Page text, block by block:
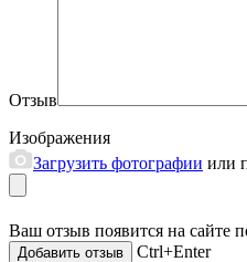
Отзыв
Изображения
Загрузить фотографии или
Ваш отзыв появится на сайте
Ctrl+Enter